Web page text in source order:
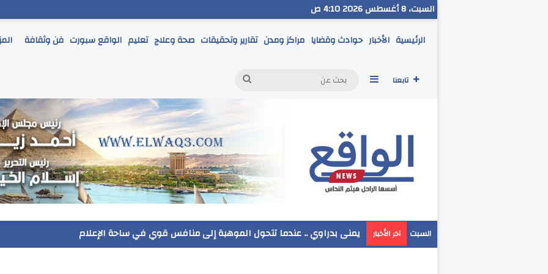
السبت، 8 أغسطس 2026 4:10 ص
الرئيسية الأخبار حوادث وقضايا مراكز ومدن تقارير وتحقيقات صحة وعلاج تعليم الواقع سبورت فن وثقافة
تابعنا إضافة عمود جانبي
بحث
السبت آخر الأخبار مدير تعليم البحر الاحمر يتابع انطلاق امتحانات الشهادة الإعدادية ويؤكد: الانضباط